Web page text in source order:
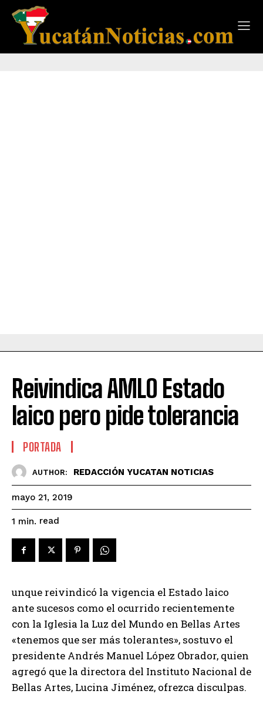
Reivindica AMLO Estado
laico pero pide tolerancia
PORTADA
AUTHOR: REDACCIÓN YUCATAN NOTICIAS
mayo 21, 2019
1 min. read
unque reivindicó la vigencia el Estado laico
ante sucesos como el ocurrido recientemente
con la Iglesia la Luz del Mundo en Bellas Artes
«tenemos que ser más tolerantes», sostuvo el
presidente Andrés Manuel López Obrador, quien
agregó que la directora del Instituto Nacional de
Bellas Artes, Lucina Jiménez, ofrezca disculpas.